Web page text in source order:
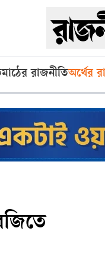
মাঠের রাজনীতিঅর্থের